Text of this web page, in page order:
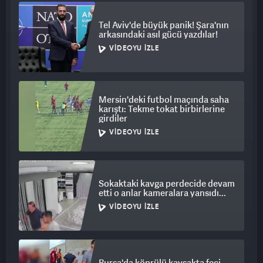
Tel Aviv'de büyük panik! Şara'nın
arkasındaki asıl gücü yazdılar!
VIDEOYU İZLE
Mersin'deki futbol maçında saha
karıştı: Tekme tokat birbirlerine
girdiler
VIDEOYU İZLE
Sokaktaki kavga perdecide devam
etti o anlar kameralara yansıdı...
VIDEOYU İZLE